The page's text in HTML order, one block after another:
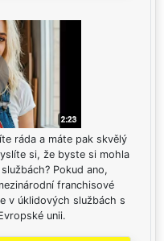
ráda a máte pak skvělý
si, že byste si mohla
Pokud ano,
franchisové
v úklidových službách s
unii.